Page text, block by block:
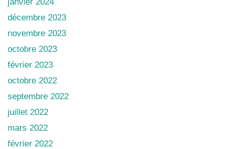
décembre 2023
novembre 2023
octobre 2023
février 2023
octobre 2022
septembre 2022
juillet 2022
mars 2022
février 2022